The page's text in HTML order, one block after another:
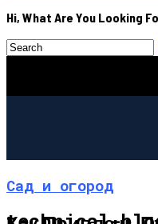
Hi, What Are You Looking
Сад и огород